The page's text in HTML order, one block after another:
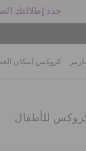
جدد إطلالتك الصيفية!
كروكس لمكان
كروكس للأطفال